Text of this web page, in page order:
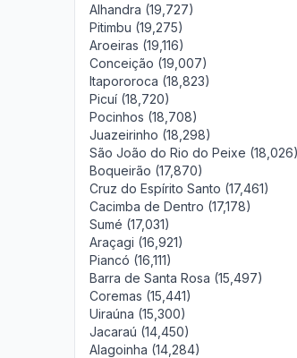
Alhandra (19,727)
Pitimbu (19,275)
Aroeiras (19,116)
Conceição (19,007)
Itapororoca (18,823)
Picuí (18,720)
Pocinhos (18,708)
Juazeirinho (18,298)
São João do Rio do Peixe (18,026)
Boqueirão (17,870)
Cruz do Espírito Santo (17,461)
Cacimba de Dentro (17,178)
Sumé (17,031)
Araçagi (16,921)
Piancó (16,111)
Barra de Santa Rosa (15,497)
Coremas (15,441)
Uiraúna (15,300)
Jacaraú (14,450)
Alagoinha (14,284)